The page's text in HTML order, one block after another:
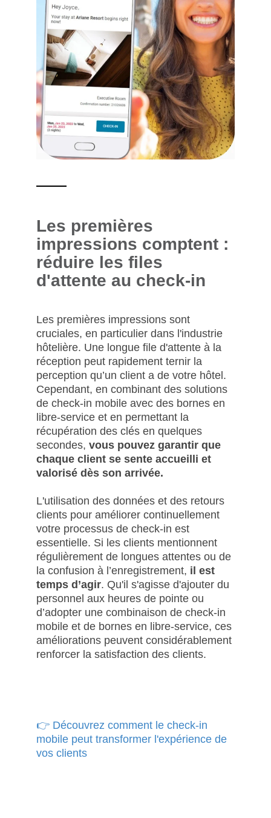
Les premières
impressions comptent :
réduire les files
d'attente au check-in
Les premières impressions sont
cruciales, en particulier dans l'industrie
hôtelière. Une longue file d'attente à la
réception peut rapidement ternir la
perception qu’un client a de votre hôtel.
Cependant, en combinant des solutions
de check-in mobile avec des bornes en
libre-service et en permettant la
récupération des clés en quelques
secondes, vous pouvez garantir que
chaque client se sente accueilli et
valorisé dès son arrivée.
L'utilisation des données et des retours
clients pour améliorer continuellement
votre processus de check-in est
essentielle. Si les clients mentionnent
régulièrement de longues attentes ou de
la confusion à l’enregistrement, il est
temps d’agir. Qu'il s'agisse d'ajouter du
personnel aux heures de pointe ou
d’adopter une combinaison de check-in
mobile et de bornes en libre-service, ces
améliorations peuvent considérablement
renforcer la satisfaction des clients.
👉 Découvrez comment le check-in
mobile peut transformer l'expérience de
vos clients